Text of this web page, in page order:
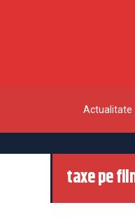
Actualitate
taxe pe